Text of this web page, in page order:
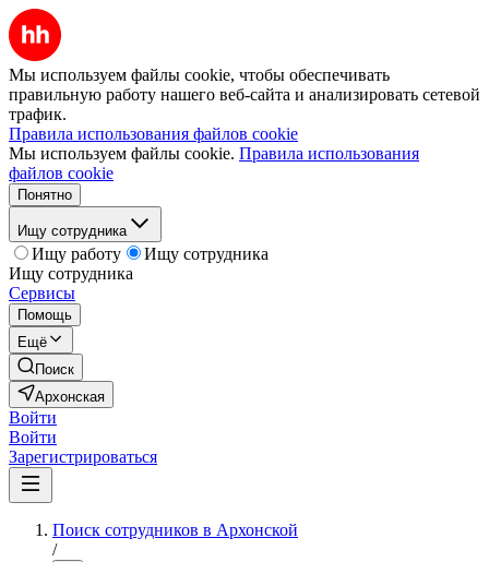
Мы используем файлы cookie, чтобы обеспечивать
правильную работу нашего веб-сайта и анализировать сетевой
трафик.
Правила использования файлов cookie
Мы используем файлы cookie. Правила использования
файлов cookie
Понятно
Ищу сотрудника
Ищу работу
Ищу сотрудника
Ищу сотрудника
Сервисы
Помощь
Ещё
Поиск
Архонская
Войти
Войти
Зарегистрироваться
Поиск сотрудников в Архонской
/